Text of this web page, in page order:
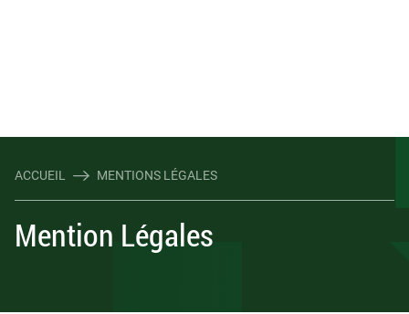
ACCUEIL MENTIONS LÉGALES
Mention Légales